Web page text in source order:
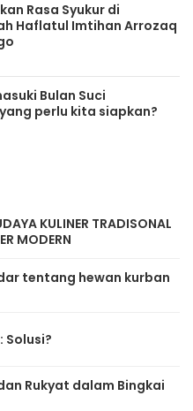
Rasa Syukur di
Haflatul Imtihan Arrozaq
Bulan Suci
perlu kita siapkan?
KULINER TRADISONAL
MODERN
tentang hewan kurban
Solusi?
Rukyat dalam Bingkai